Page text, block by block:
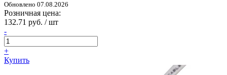
Обновлено 07.08.2026
Розничная цена:
132.71 руб. / шт
-
+
Купить